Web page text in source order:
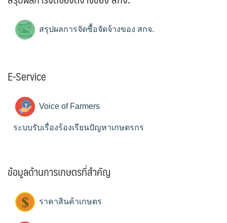
สรุปผลการจัดซื้อจัดจ้างของ สกจ.
E-Service
Voice of Farmers
ระบบรับเรื่องร้องเรียนปัญหาเกษตรกร
ข้อมูลด้านการเกษตรที่สำคัญ
ราคาสินค้าเกษตร